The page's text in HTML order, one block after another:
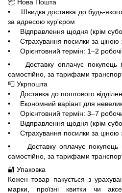
📦 Нова Пошта
• Швидка доставка до будь-
за адресою кур'єром
• Відправлення щодня (крім
• Страхування посилки за ціною
• Орієнтовний термін: 1–2 робочі
• Доставку оплачує покупець
самостійно, за тарифами
📮 Укрпошта
• Доставка до поштового
• Економний варіант для
• Орієнтовний термін: 3–7
• Відправлення щодня (крім
• Страхування посилки за ціною
• Доставку оплачує покупець
самостійно, за тарифами
🔐 Упаковка
Кожен товар пакується з
марки, проїзні квитки чи